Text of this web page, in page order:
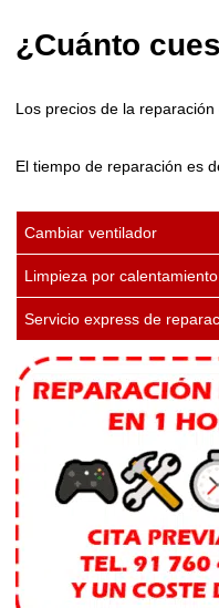
¿Cuánto
Los precios de la
El tiempo de reparación es
Cambiar ventilador
Limpieza por calentamiento
Servicio express de